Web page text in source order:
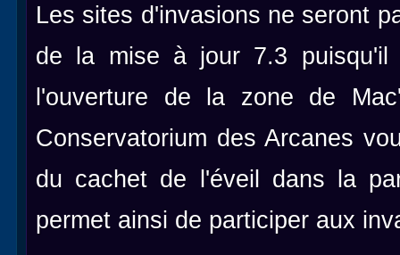
Les sites d'invasions ne seront
de la mise à jour 7.3 puisqu'il
l'ouverture de la zone de
Conservatorium des Arcanes
du cachet de l'éveil dans la
permet ainsi de participer aux